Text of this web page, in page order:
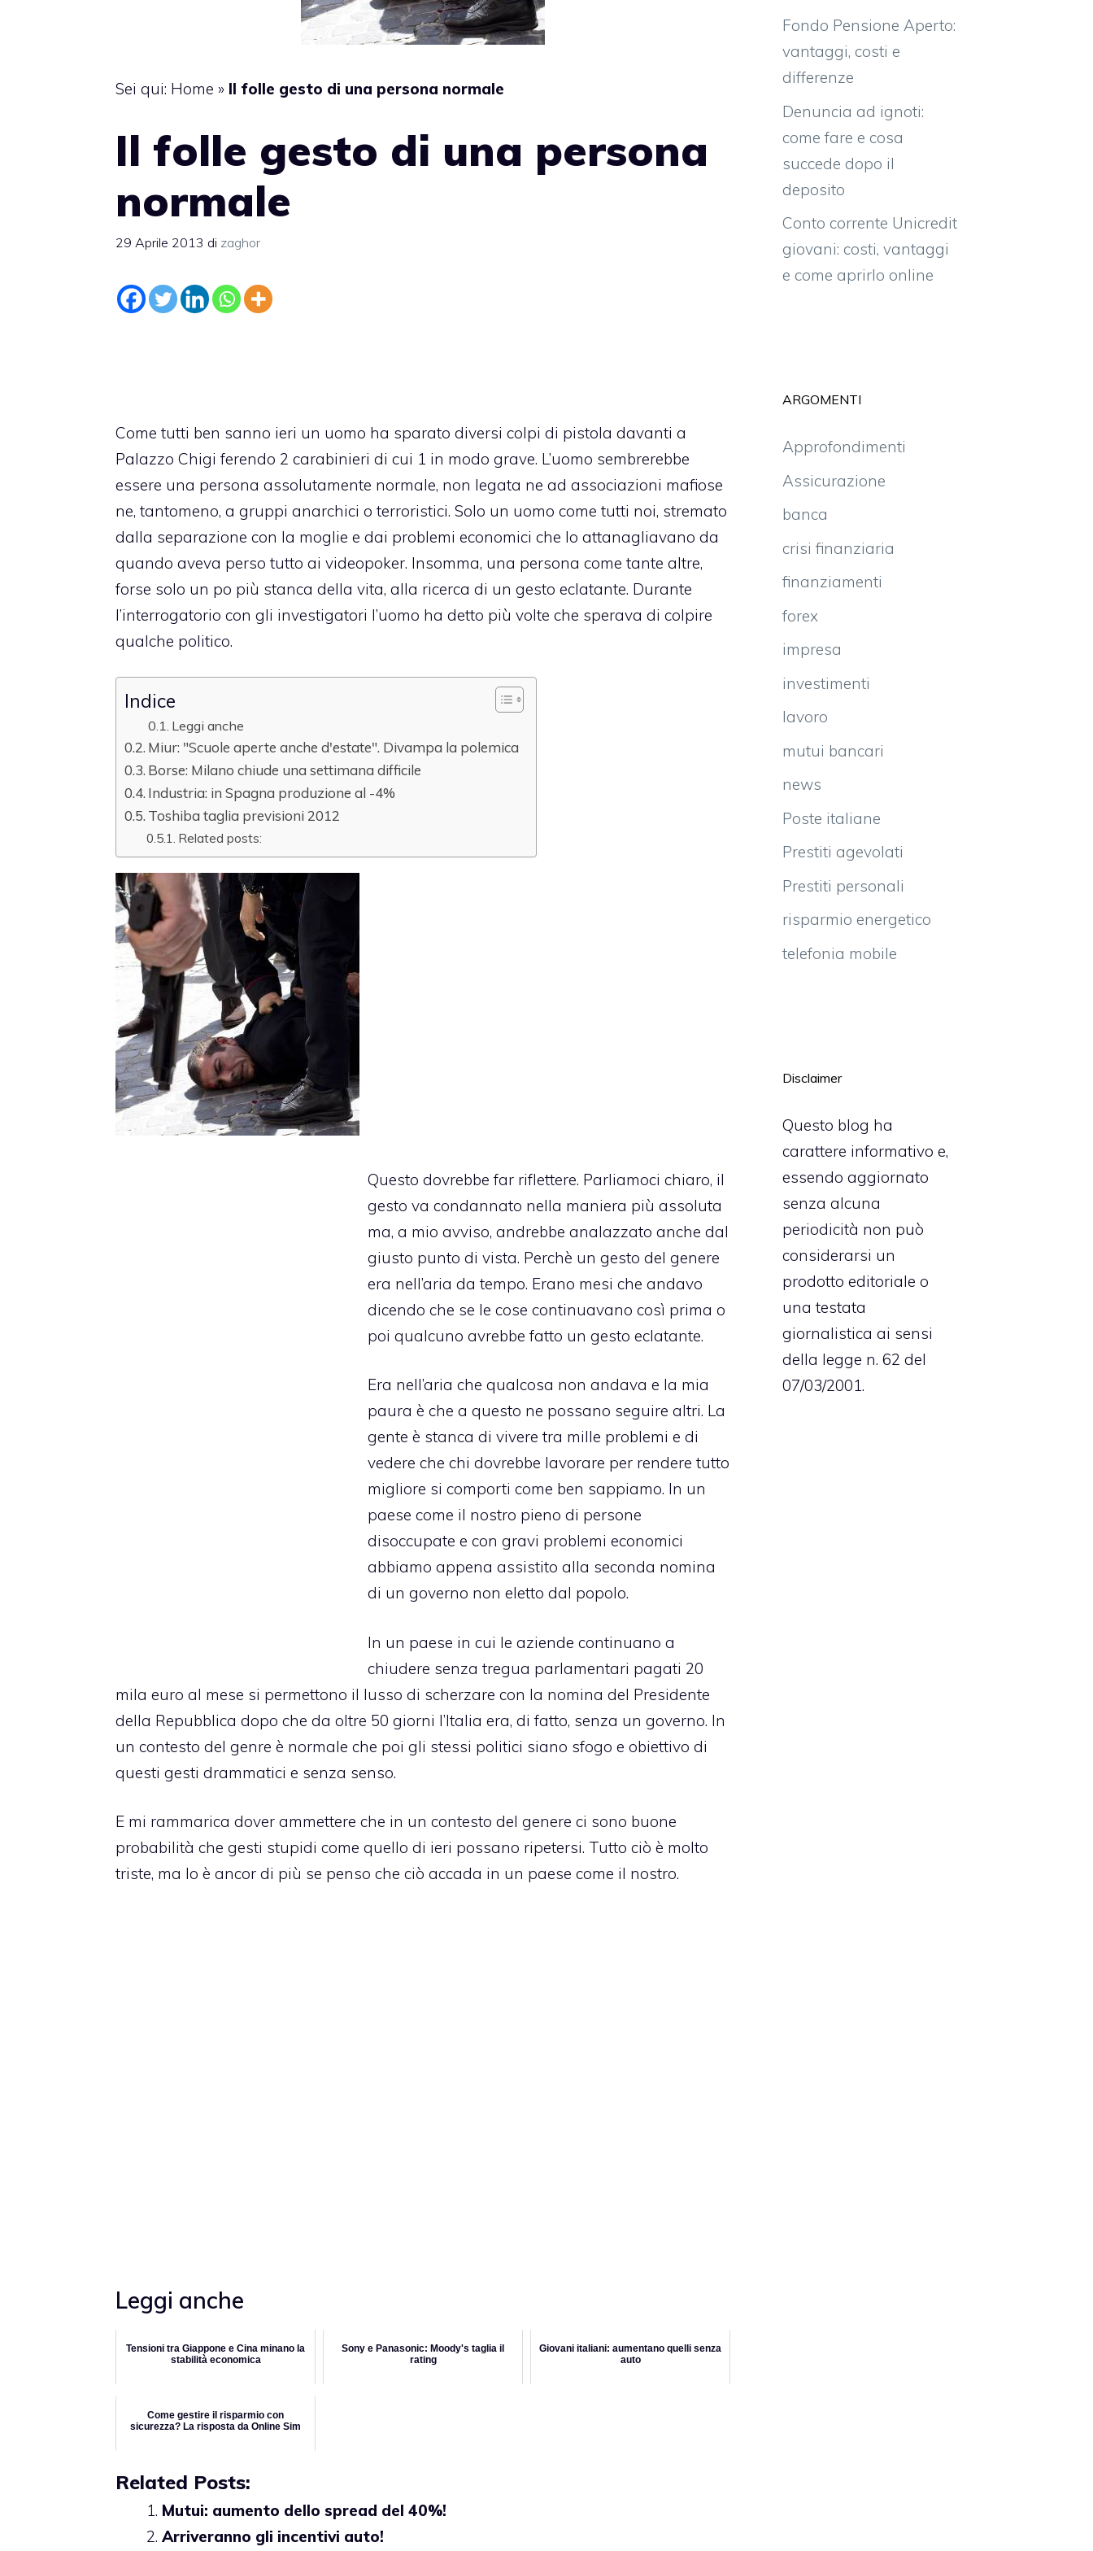
Sei qui: Home » Il folle gesto di una persona normale
Il folle gesto di una persona
normale
29 Aprile 2013 di zaghor
Come tutti ben sanno ieri un uomo ha sparato diversi colpi di pistola davanti a
Palazzo Chigi ferendo 2 carabinieri di cui 1 in modo grave. L’uomo sembrerebbe
essere una persona assolutamente normale, non legata ne ad associazioni mafiose
ne, tantomeno, a gruppi anarchici o terroristici. Solo un uomo come tutti noi, stremato
dalla separazione con la moglie e dai problemi economici che lo attanagliavano da
quando aveva perso tutto ai videopoker. Insomma, una persona come tante altre,
forse solo un po più stanca della vita, alla ricerca di un gesto eclatante. Durante
l’interrogatorio con gli investigatori l’uomo ha detto più volte che sperava di colpire
qualche politico.
Indice
Leggi anche
Miur: "Scuole aperte anche d'estate". Divampa la polemica
Borse: Milano chiude una settimana difficile
Industria: in Spagna produzione al -4%
Toshiba taglia previsioni 2012
Related posts:
Questo dovrebbe far riflettere. Parliamoci chiaro, il
gesto va condannato nella maniera più assoluta
ma, a mio avviso, andrebbe analazzato anche dal
giusto punto di vista. Perchè un gesto del genere
era nell’aria da tempo. Erano mesi che andavo
dicendo che se le cose continuavano così prima o
poi qualcuno avrebbe fatto un gesto eclatante.
Era nell’aria che qualcosa non andava e la mia
paura è che a questo ne possano seguire altri. La
gente è stanca di vivere tra mille problemi e di
vedere che chi dovrebbe lavorare per rendere tutto
migliore si comporti come ben sappiamo. In un
paese come il nostro pieno di persone
disoccupate e con gravi problemi economici
abbiamo appena assistito alla seconda nomina
di un governo non eletto dal popolo.
In un paese in cui le aziende continuano a
chiudere senza tregua parlamentari pagati 20
mila euro al mese si permettono il lusso di scherzare con la nomina del Presidente
della Repubblica dopo che da oltre 50 giorni l’Italia era, di fatto, senza un governo. In
un contesto del genre è normale che poi gli stessi politici siano sfogo e obiettivo di
questi gesti drammatici e senza senso.
E mi rammarica dover ammettere che in un contesto del genere ci sono buone
probabilità che gesti stupidi come quello di ieri possano ripetersi. Tutto ciò è molto
triste, ma lo è ancor di più se penso che ciò accada in un paese come il nostro.
Leggi anche
Tensioni tra Giappone e Cina minano la
stabilità economica
Sony e Panasonic: Moody's taglia il
rating
Giovani italiani: aumentano quelli senza
auto
Come gestire il risparmio con
sicurezza? La risposta da Online Sim
Related Posts:
Mutui: aumento dello spread del 40%!
Arriveranno gli incentivi auto!
Fondo Pensione Aperto:
vantaggi, costi e
differenze
Denuncia ad ignoti:
come fare e cosa
succede dopo il
deposito
Conto corrente Unicredit
giovani: costi, vantaggi
e come aprirlo online
ARGOMENTI
Approfondimenti
Assicurazione
banca
crisi finanziaria
finanziamenti
forex
impresa
investimenti
lavoro
mutui bancari
news
Poste italiane
Prestiti agevolati
Prestiti personali
risparmio energetico
telefonia mobile
Disclaimer
Questo blog ha
carattere informativo e,
essendo aggiornato
senza alcuna
periodicità non può
considerarsi un
prodotto editoriale o
una testata
giornalistica ai sensi
della legge n. 62 del
07/03/2001.